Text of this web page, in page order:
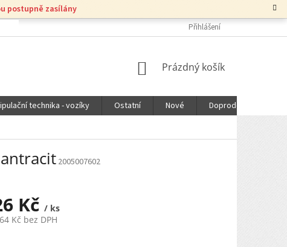
postupně zasílány
Přihlášení
NÁKUPNÍ
Prázdný košík
technika - vozíky Ostatní Nové Doprodej
2005007602
Kč / ks
Kč bez DPH